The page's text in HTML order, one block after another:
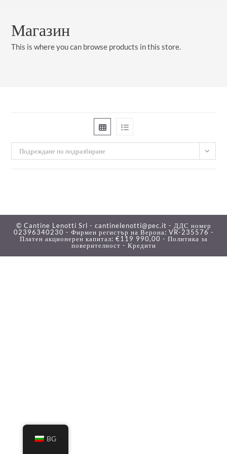
съдържанието
Магазин
This is where you can browse products in this store.
Подреждане по подразбиране
© Cantine Lenotti Srl - cantinelenotti@pec.it - ДДС номер
02396340230 - Фирмен регистър на Верона: VR-235576 -
Платен акционерен капитал: €119 990,00 - Политика за
поверителност - Кредити
BG